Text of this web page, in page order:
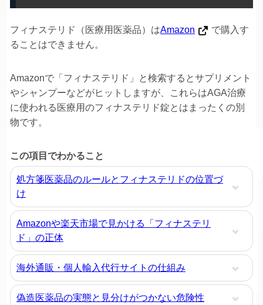
フィナステリド（医療用医薬品）はAmazon
で購入す
ることはできません。
Amazonで「フィナステリド」と検索するとサプリメント
やシャンプーなどがヒットしますが、これらはAGA治療
に使われる医療用のフィナステリド錠とはまったくの別
物です。
この項目でわかること
処方箋医薬品のルールとフィナステリドの位置づ
け
Amazonや楽天市場で見かける「フィナステリ
ド」の正体
海外通販・個人輸入代行サイトの仕組み
偽造医薬品の実態と見分けがつかない危険性